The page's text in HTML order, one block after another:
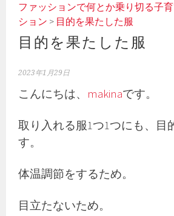
ファッションで何とか乗り切る子
ション > 目的を果たした服
目的を果たした服
2023年1月29日
こんにちは、 makinaです。
取り入れる服1つ1つにも、目
す。
体温調節をするため。
目立たないため。